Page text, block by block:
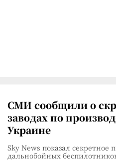
СМИ сообщили о
заводах по
Украине
Sky News показал секретное
дальнобойных